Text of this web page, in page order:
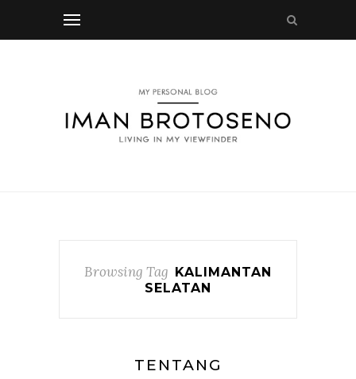
Browsing Tag KALIMANTAN
SELATAN
TENTANG